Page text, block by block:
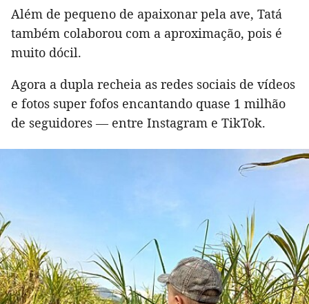
Além de pequeno de apaixonar pela ave, Tatá
também colaborou com a aproximação, pois é
muito dócil.
Agora a dupla recheia as redes sociais de vídeos
e fotos super fofos encantando quase 1 milhão
de seguidores — entre Instagram e TikTok.